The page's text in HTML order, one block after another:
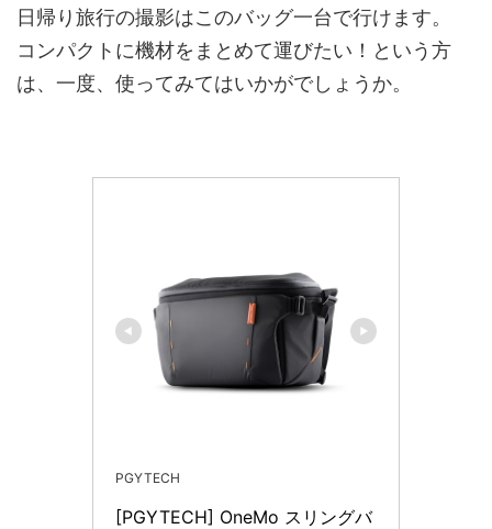
日帰り旅行の撮影はこのバッグ一台で行けます。
コンパクトに機材をまとめて運びたい！という方
は、一度、使ってみてはいかがでしょうか。
PGYTECH
[PGYTECH] OneMo スリングバ